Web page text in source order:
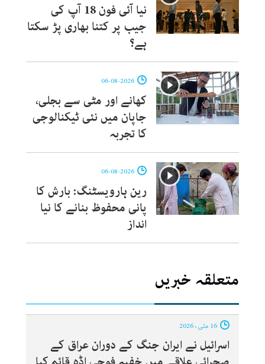
نیا آئی فون 18 آپ کی
جیب پر کتنا بھاری پڑ سکتا
ہے؟
کھانے اور مٹی سے بجلی،
جاپان میں نئی ٹیکنالوجی
کا تجربہ
رین ہارویسٹنگ: بارش کا
پانی محفوظ بنانے کا نیا
انداز
متعلقہ خبریں
اسرائیل نے ایران جنگ کے دوران عراق کے